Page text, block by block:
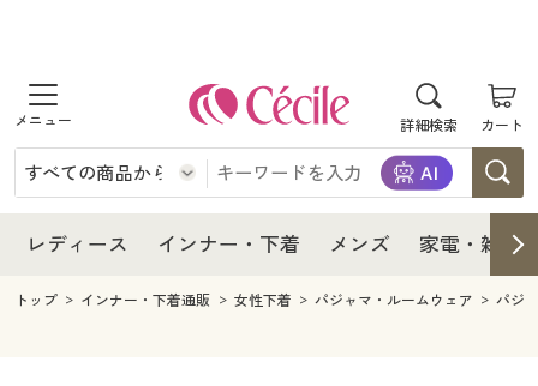
詳細検索 カート
商品を探す
レディース
レディースファッション
インナー・下着
インナー・下着通販すべて
メンズ
レディース インナー・下着 メンズ 家電・雑貨
レディース
レディース通販すべて
レディースファッション
インナー・下着
インナー・下着通販すべて
メンズ
トップ インナー・下着通販 女性下着 パジャマ・ルームウェア パジ